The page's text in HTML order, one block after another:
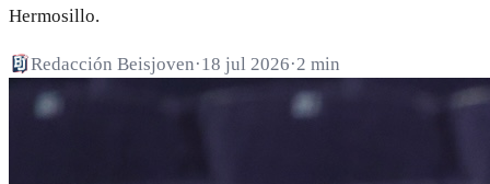
Hermosillo.
Redacción Beisjoven·18 jul 2026·2 min